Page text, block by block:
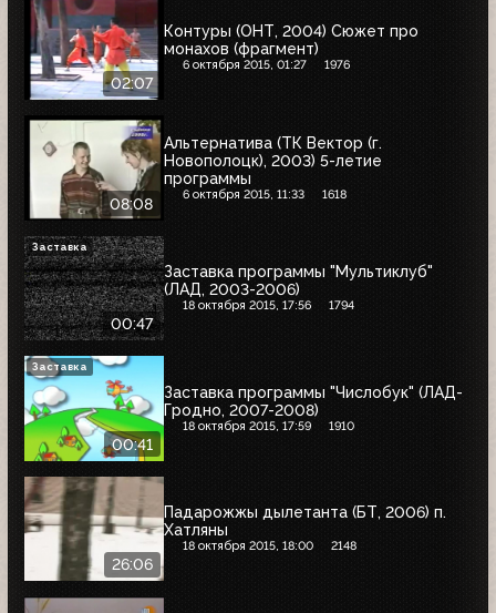
02:07
Контуры (ОНТ, 2004) Сюжет про
монахов (фрагмент)
6 октября 2015, 01:27 1976
08:08
Альтернатива (ТК Вектор (г.
Новополоцк), 2003) 5-летие
программы
6 октября 2015, 11:33 1618
00:47
Заставка программы "Мультиклуб"
(ЛАД, 2003-2006)
18 октября 2015, 17:56 1794
Заставка
00:41
Заставка программы "Числобук" (ЛАД-
Гродно, 2007-2008)
18 октября 2015, 17:59 1910
Заставка
26:06
Падарожжы дылетанта (БТ, 2006) п.
Хатляны
18 октября 2015, 18:00 2148